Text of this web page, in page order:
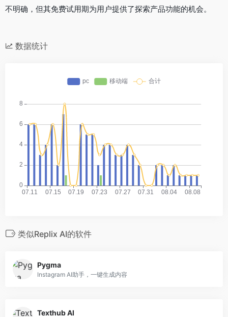
不明确，但其免费试用期为用户提供了探索产品功能的机会。
数据统计
类似Replix AI的软件
Pygma
Instagram AI助手，一键生成内容
Texthub AI